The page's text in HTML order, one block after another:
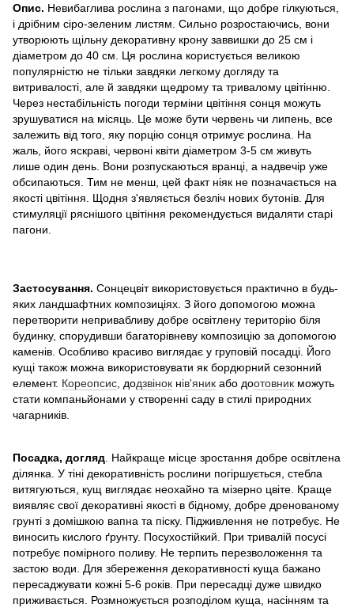
Опис. Невибаглива рослина з пагонами, що добре гілкуються,
і дрібним сіро-зеленим листям. Сильно розростаючись, вони
утворюють щільну декоративну крону заввишки до 25 см і
діаметром до 40 см. Ця рослина користується великою
популярністю не тільки завдяки легкому догляду та
витривалості, але й завдяки щедрому та тривалому цвітінню.
Через нестабільність погоди терміни цвітіння сонця можуть
зрушуватися на місяць. Це може бути червень чи липень, все
залежить від того, яку порцію сонця отримує рослина. На
жаль, його яскраві, червоні квіти діаметром 3-5 см живуть
лише один день. Вони розпускаються вранці, а надвечір уже
обсипаються. Тим не менш, цей факт ніяк не позначається на
якості цвітіння. Щодня з'являється безліч нових бутонів. Для
стимуляції ряснішого цвітіння рекомендується видаляти старі
пагони.
Застосування. Сонцецвіт використовується практично в будь-
яких ландшафтних композиціях. З його допомогою можна
перетворити непривабливу добре освітлену територію біля
будинку, спорудивши багаторівневу композицію за допомогою
каменів. Особливо красиво виглядає у груповій посадці. Його
кущі також можна використовувати як бордюрний сезонний
елемент. Кореопсис , додзвінок нів'яник або доотовник можуть
стати компаньйонами у створенні саду в стилі природних
чагарників.
Посадка, догляд . Найкраще місце зростання добре освітлена
ділянка. У тіні декоративність рослини погіршується, стебла
витягуються, кущ виглядає неохайно та мізерно цвіте. Краще
виявляє свої декоративні якості в бідному, добре дренованому
грунті з домішкою вапна та піску. Підживлення не потребує. Не
виносить кислого ґрунту. Посухостійкий. При тривалій посусі
потребує помірного поливу. Не терпить перезволоження та
застою води. Для збереження декоративності куща бажано
пересаджувати кожні 5-6 років. При пересадці дуже швидко
приживається. Розмножується розподілом куща, насінням та